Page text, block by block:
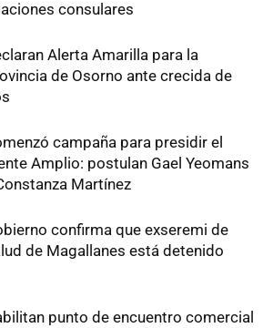
consulares
Alerta Amarilla para la
de Osorno ante crecida de
campaña para presidir el
Amplio: postulan Gael Yeomans
Martínez
confirma que exseremi de
de Magallanes está detenido
punto de encuentro comercial